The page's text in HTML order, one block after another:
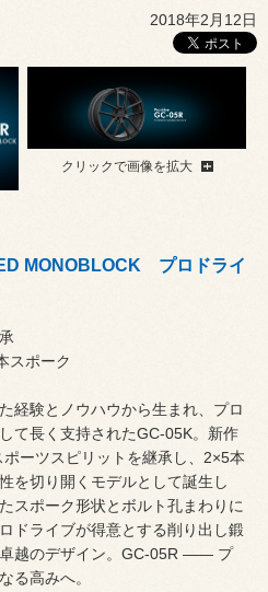
2018年2月12日
クリックで画像を拡大
MONOBLOCK プロドライ
スポーク
経験とノウハウから生まれ、プロ
て長く支持されたGC-05K。新作
ーツスピリットを継承し、2×5本
を切り開くモデルとして誕生し
スポーク形状とボルト孔まわりに
ドライブが得意とする削り出し鍛
越のデザイン。GC-05R ―― プ
る高みへ。